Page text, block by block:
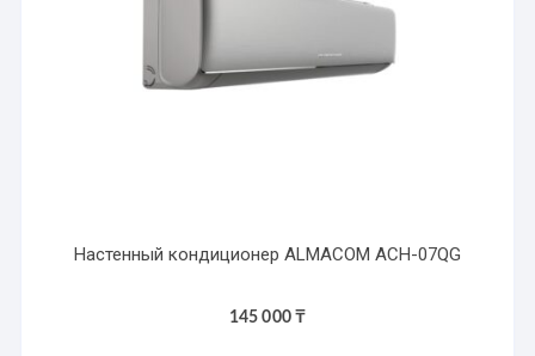
Настенный кондиционер ALMACOM ACH-07QG
145 000₸